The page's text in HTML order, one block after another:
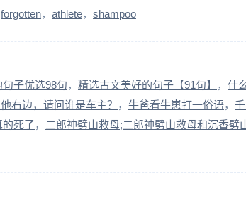
forgotten athlete shampoo
子优选98句 精选古文美好的句子【91句】
什
右边，请问谁是车主？ 牛爸看牛崽打一俗语
死了
二郎神劈山救母;二郎神劈山救母和沉香劈